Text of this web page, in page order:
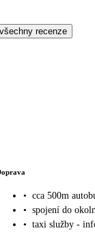
recenze
• cca 500m
• spojení do
• taxi služby -